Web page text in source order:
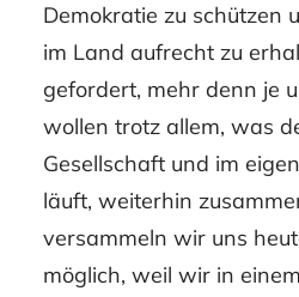
Demokratie zu schützen
im Land aufrecht zu
gefordert, mehr denn je
wollen trotz allem, was
Gesellschaft und im
läuft, weiterhin
versammeln wir uns
möglich, weil wir in